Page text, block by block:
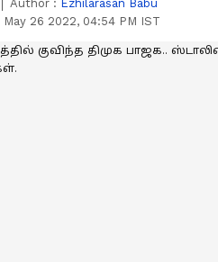
Author : Ezhilarasan Babu
May 26 2022, 04:54 PM IST